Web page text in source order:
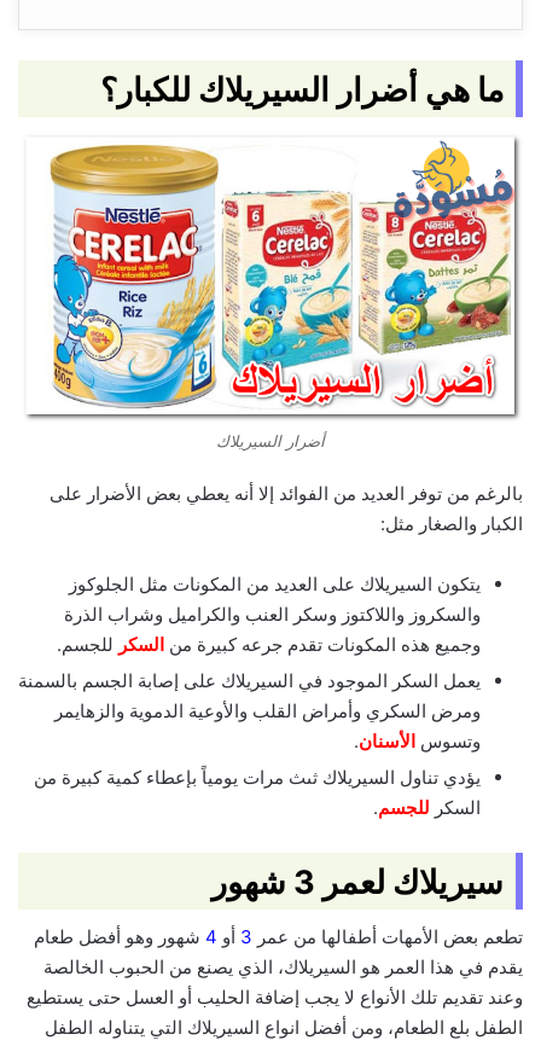
ما هي أضرار السيريلاك للكبار؟
أضرار السيريلاك
بالرغم من توفر العديد من الفوائد إلا أنه يعطي بعض الأضرار على
الكبار والصغار مثل:
يتكون السيريلاك على العديد من المكونات مثل الجلوكوز
والسكروز واللاكتوز وسكر العنب والكراميل وشراب الذرة
وجميع هذه المكونات تقدم جرعه كبيرة من السكر للجسم.
يعمل السكر الموجود في السيريلاك على إصابة الجسم بالسمنة
ومرض السكري وأمراض القلب والأوعية الدموية والزهايمر
وتسوس الأسنان.
يؤدي تناول السيريلاك ثىث مرات يومياً بإعطاء كمية كبيرة من
السكر للجسم.
سيريلاك لعمر 3 شهور
تطعم بعض الأمهات أطفالها من عمر 3 أو 4 شهور وهو أفضل طعام
يقدم في هذا العمر هو السيريلاك، الذي يصنع من الحبوب الخالصة
وعند تقديم تلك الأنواع لا يجب إضافة الحليب أو العسل حتى يستطيع
الطفل بلع الطعام، ومن أفضل انواع السيريلاك التي يتناوله الطفل